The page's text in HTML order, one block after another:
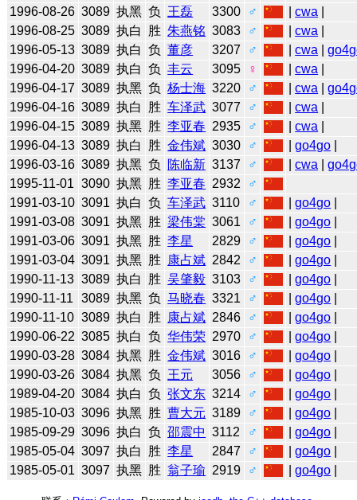
1996-08-26 3089 执黑 负 王磊 3300 ♂ |cwa
1996-08-25 3089 执白 胜 朱燕铭 3083 ♂ |cwa
1996-05-13 3089 执白 负 董彦 3207 ♂ |cwa |
1996-04-20 3089 执白 负 丰云 3095 ♀ |cwa
1996-04-17 3089 执黑 负 杨士海 3220 ♂ |cwa |
1996-04-16 3089 执白 胜 车泽武 3077 ♂ |cwa
1996-04-15 3089 执黑 胜 李亚春 2935 ♂ |cwa
1996-04-13 3089 执白 胜 金伟斌 3030 ♂ |go4go
1996-03-16 3089 执黑 负 陈临新 3137 ♂ |cwa |
1995-11-01 3090 执黑 胜 李亚春 2932
♂
1991-03-10 3091 执白 负 车泽武 3110 ♂ |go4go
1991-03-08 3091 执黑 胜 梁伟棠 3061 ♂ |go4go
1991-03-06 3091 执黑 胜 李星 2829 ♂ |go4go
1991-03-04 3091 执黑 胜 康占斌 2842 ♂ |go4go
1990-11-13 3089 执白 胜 吴肇毅 3103 ♂ |go4go
1990-11-11
3089 执黑 负 马晓春 3321 ♂ |go4go
1990-11-10 3089 执白 胜 康占斌 2846 ♂ |go4go
1990-06-22 3085 执白 负 华伟荣 2970 ♂ |go4go
1990-03-28 3084 执黑 胜 金伟斌 3016 ♂ |go4go
1990-03-26 3084 执黑 负 王元 3056 ♂ |go4go
1989-04-20 3084 执白 负 张文东 3214 ♂ |go4go
1985-10-03 3096 执黑 胜 曹大元 3189 ♂ |go4go
1985-09-29 3096 执白 负 邵震中 3112 ♂ |go4go
1985-05-04 3097 执白 胜 李星 2847 ♂ |go4go
1985-05-01 3097 执黑 胜 翁子瑜 2919 ♂ |go4go